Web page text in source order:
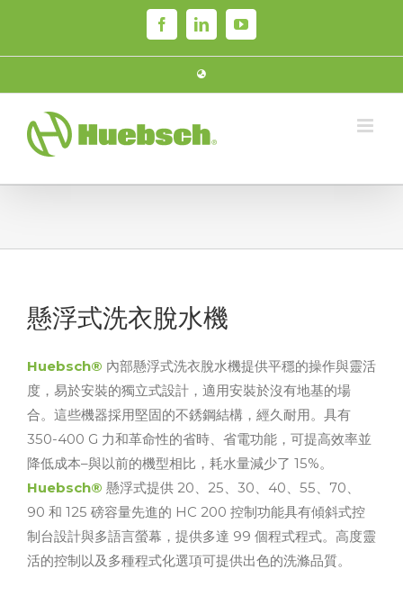
content
FacebookLinkedInYouTube
懸浮式洗衣脫水機
Huebsch® 內部懸浮式洗衣脫水機提供平穩的操作與靈活
度，易於安裝的獨立式設計，適用安裝於沒有地基的場
合。這些機器採用堅固的不銹鋼結構，經久耐用。具有
350-400 G 力和革命性的省時、省電功能，可提高效率並
降低成本–與以前的機型相比，耗水量減少了 15%。
Huebsch® 懸浮式提供 20、25、30、40、55、70、
90 和 125 磅容量先進的 HC 200 控制功能具有傾斜式控
制台設計與多語言螢幕，提供多達 99 個程式程式。高度靈
活的控制以及多種程式化選項可提供出色的洗滌品質。